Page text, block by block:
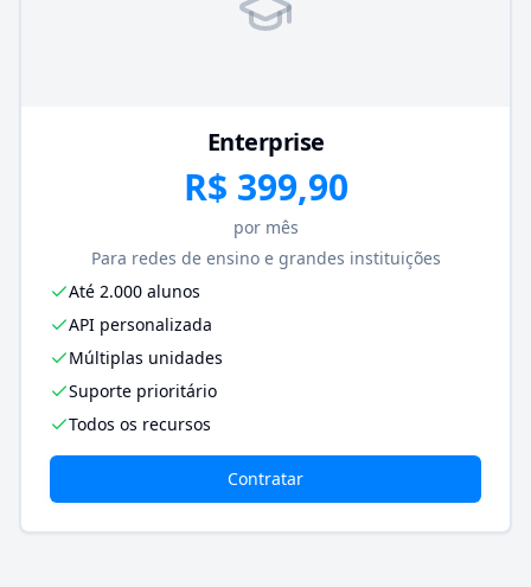
Enterprise
R$ 399,90
por mês
Para redes de ensino e grandes instituições
Até 2.000 alunos
API personalizada
Múltiplas unidades
Suporte prioritário
Todos os recursos
Contratar